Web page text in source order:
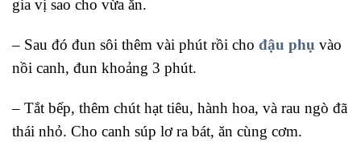
gia vị sao cho vừa ăn.
– Sau đó đun sôi thêm vài phút rồi cho đậu phụ vào
nồi canh, đun khoảng 3 phút.
– Tắt bếp, thêm chút hạt tiêu, hành hoa, và rau ngò đã
thái nhỏ. Cho canh súp lơ ra bát, ăn cùng cơm.